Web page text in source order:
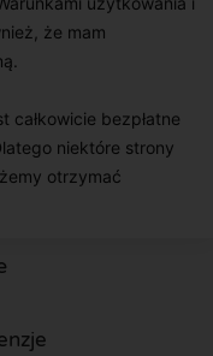
że mam
całkowicie bezpłatne
niektóre strony
otrzymać